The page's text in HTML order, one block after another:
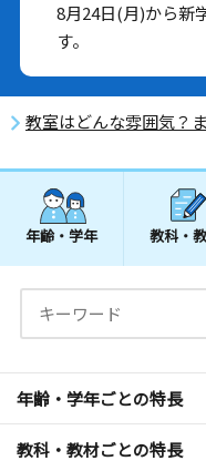
8月24日(月)から新
す。
教室はどんな雰囲気？
年齢・学年 教科・
年齢・学年ごとの特長
教科・教材ごとの特長